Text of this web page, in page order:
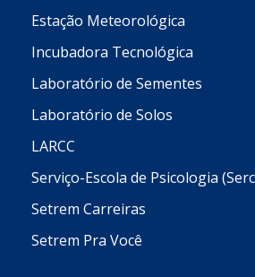
Estação Meteorológica
Incubadora Tecnológica
Laboratório de Sementes
Laboratório de Solos
LARCC
Serviço-Escola de Psicologia
Setrem Carreiras
Setrem Pra Você